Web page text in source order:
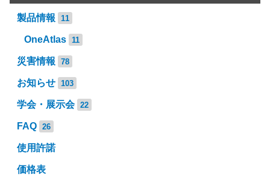
製品情報 11
OneAtlas 11
災害情報 78
お知らせ 103
学会・展示会 22
FAQ 26
使用許諾
価格表